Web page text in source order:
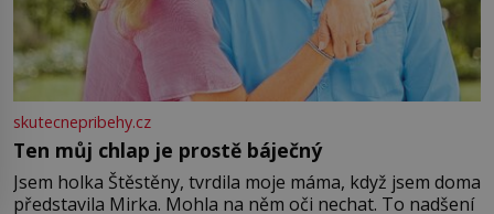
skutecnepribehy.cz
Ten můj chlap je prostě báječný
Jsem holka Štěstěny, tvrdila moje máma, když jsem doma
představila Mirka. Mohla na něm oči nechat. To nadšení